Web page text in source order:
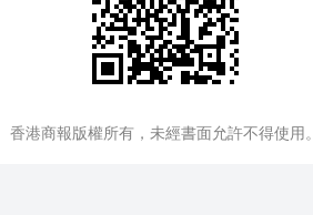
香港商報版權所有，未經書面允許不得使用。